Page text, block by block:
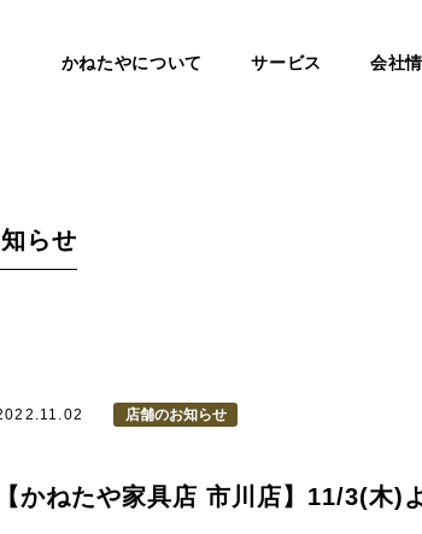
かねたやについて サービス 会社
らせ
店舗のお知らせ
【かねたや家具店 市川店】11/3(木)